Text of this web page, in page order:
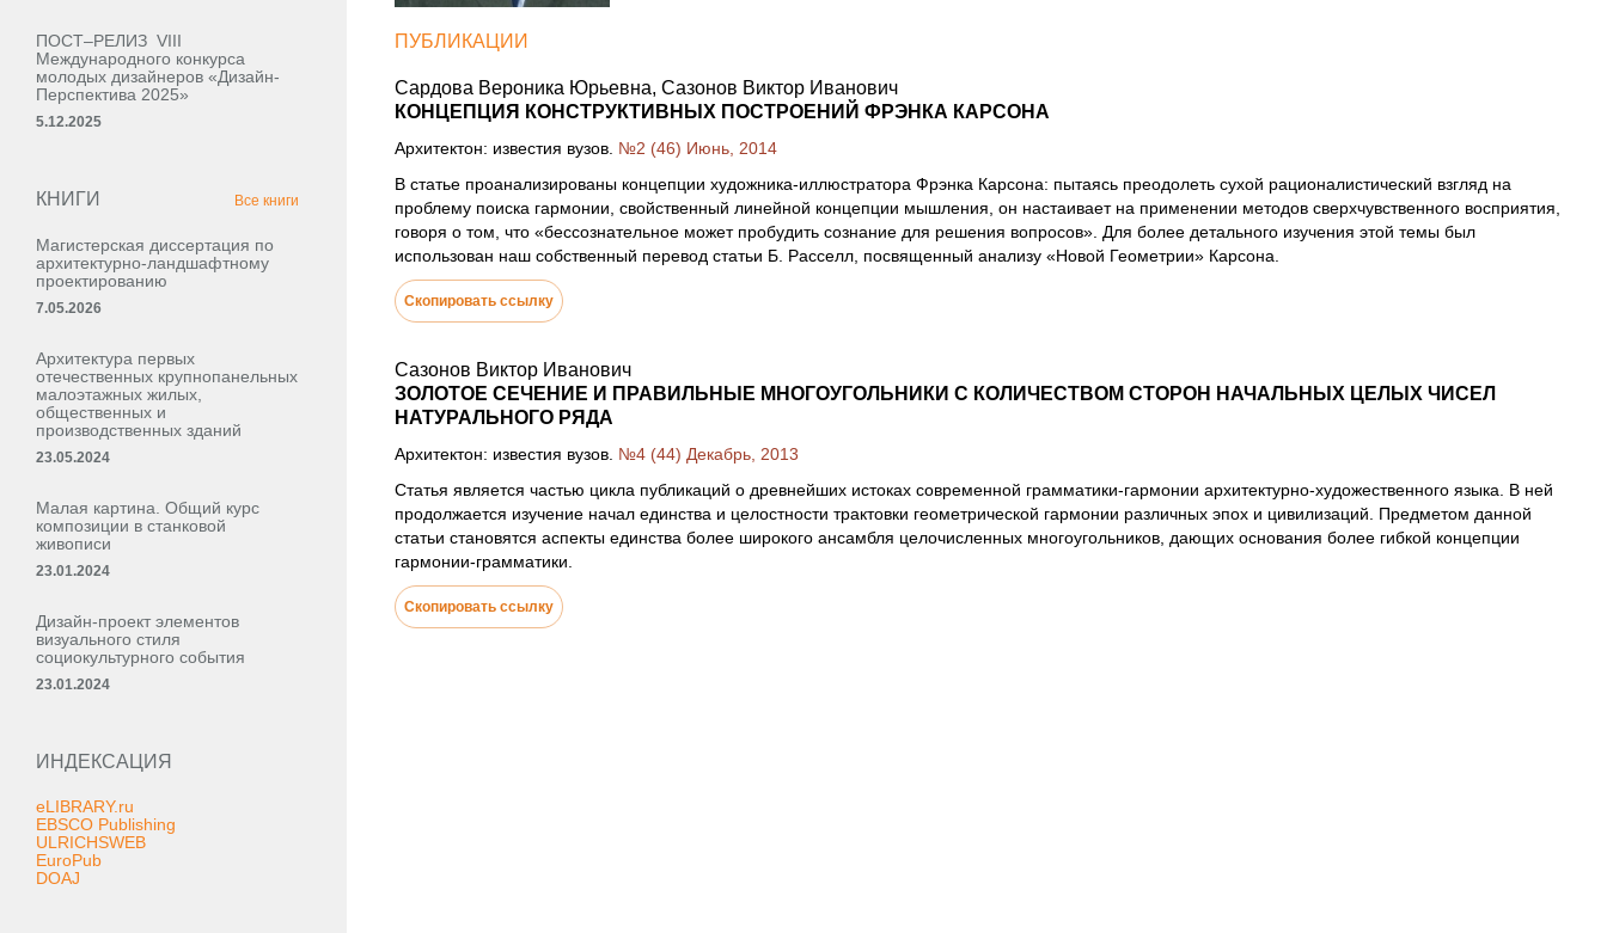
ПОСТ–РЕЛИЗ VIII
Международного конкурса
молодых дизайнеров «Дизайн-
Перспектива 2025»
5.12.2025
КНИГИ Все книги
Магистерская диссертация по
архитектурно-ландшафтному
проектированию
7.05.2026
Архитектура первых
отечественных крупнопанельных
малоэтажных жилых,
общественных и
производственных зданий
23.05.2024
Малая картина. Общий курс
композиции в станковой
живописи
23.01.2024
Дизайн-проект элементов
визуального стиля
социокультурного события
23.01.2024
ИНДЕКСАЦИЯ
eLIBRARY.ru
EBSCO Publishing
ULRICHSWEB
EuroPub
DOAJ
ПУБЛИКАЦИИ
Сардова Вероника Юрьевна, Сазонов Виктор Иванович
КОНЦЕПЦИЯ КОНСТРУКТИВНЫХ ПОСТРОЕНИЙ ФРЭНКА КАРСОНА
Архитектон: известия вузов. №2 (46) Июнь, 2014
В статье проанализированы концепции художника-иллюстратора Фрэнка Карсона: пытаясь преодолеть сухой рационалистический взгляд на
проблему поиска гармонии, свойственный линейной концепции мышления, он настаивает на применении методов сверхчувственного восприятия,
говоря о том, что «бессознательное может пробудить сознание для решения вопросов». Для более детального изучения этой темы был
использован наш собственный перевод статьи Б. Расселл, посвященный анализу «Новой Геометрии» Карсона.
Скопировать ссылку
Сазонов Виктор Иванович
ЗОЛОТОЕ СЕЧЕНИЕ И ПРАВИЛЬНЫЕ МНОГОУГОЛЬНИКИ С КОЛИЧЕСТВОМ СТОРОН НАЧАЛЬНЫХ ЦЕЛЫХ ЧИСЕЛ
НАТУРАЛЬНОГО РЯДА
Архитектон: известия вузов. №4 (44) Декабрь, 2013
Статья является частью цикла публикаций о древнейших истоках современной грамматики-гармонии архитектурно-художественного языка. В ней
продолжается изучение начал единства и целостности трактовки геометрической гармонии различных эпох и цивилизаций. Предметом данной
статьи становятся аспекты единства более широкого ансамбля целочисленных многоугольников, дающих основания более гибкой концепции
гармонии-грамматики.
Скопировать ссылку